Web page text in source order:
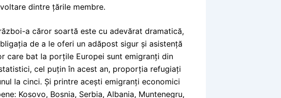
dintre țările membre.
a căror soartă este cu adevărat dramatică,
de a le oferi un adăpost sigur și asistență
care bat la porțile Europei sunt emigranți din
cel puțin în acest an, proporția refugiați
la cinci. Și printre acești emigranți economici
Kosovo, Bosnia, Serbia, Albania, Muntenegru,